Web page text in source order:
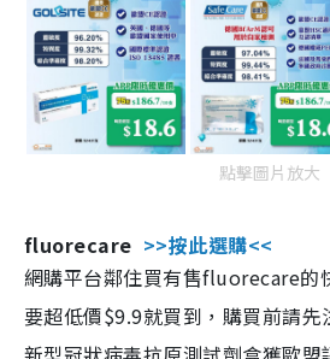
點擊圖片放大
fluorecare >>按此選購<<
網購平台鄰住買有售fluorecare的
要超低價$9.9就買到，購買前請